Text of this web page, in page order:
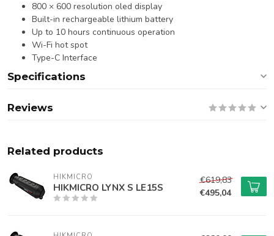
800 × 600 resolution oled display
Built-in rechargeable lithium battery
Up to 10 hours continuous operation
Wi-Fi hot spot
Type-C Interface
Specifications
Reviews
Related products
HIKMICRO
HIKMICRO LYNX S LE15S
€619,83
€495,04